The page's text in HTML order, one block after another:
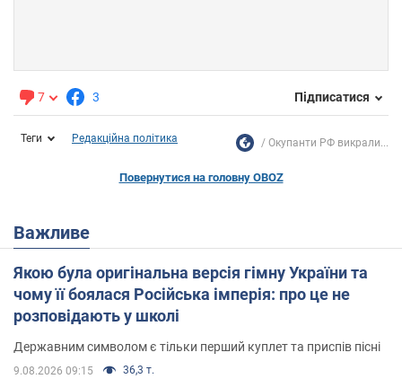
7 3 Підписатися
Теги Редакційна політика Окупанти РФ викрали...
Повернутися на головну OBOZ
Важливе
Якою була оригінальна версія гімну України та
чому її боялася Російська імперія: про це не
розповідають у школі
Державним символом є тільки перший куплет та приспів пісні
9.08.2026 09:15 36,3 т.